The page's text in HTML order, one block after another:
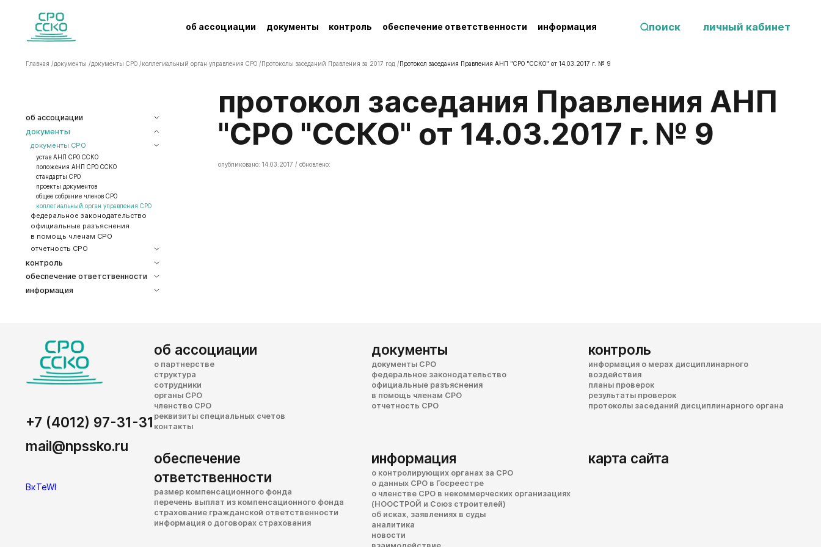
об ассоциации документы контроль обеспечение ответственности информация поиск личный кабинет
Главная /документы /документы СРО /коллегиальный орган управления СРО / Протоколы заседаний Правления за 2017 год / Протокол заседания Правления АНП "СРО "ССКО" от 14.03.2017 г. № 9
об ассоциации
документы
документы СРО
устав АНП СРО ССКО
положения АНП СРО ССКО
стандарты СРО
проекты документов
общее собрание членов СРО
коллегиальный орган управления СРО
федеральное законодательство
официальные разъяснения
в помощь членам СРО
отчетность СРО
контроль
обеспечение ответственности
информация
Протокол заседания Правления АНП
"СРО "ССКО" от 14.03.2017 г. № 9
опубликовано: 14.03.2017 / обновлено:
+7 (4012) 97-31-31
mail@npssko.ru
об ассоциации
о партнерстве
структура
сотрудники
органы СРО
членство СРО
реквизиты специальных счетов
контакты
документы
документы СРО
федеральное законодательство
официальные разъяснения
в помощь членам СРО
отчетность СРО
контроль
информация о мерах дисциплинарного
воздействия
планы проверок
результаты проверок
протоколы заседаний дисциплинарного органа
обеспечение
ответственности
размер компенсационного фонда
перечень выплат из компенсационного фонда
страхование гражданской ответственности
информация о договорах страхования
информация
о контролирующих органах за СРО
о данных СРО в Госреестре
о членстве СРО в некоммерческих организациях
(НООСТРОЙ и Союз строителей)
об исках, заявлениях в суды
аналитика
новости
карта сайта